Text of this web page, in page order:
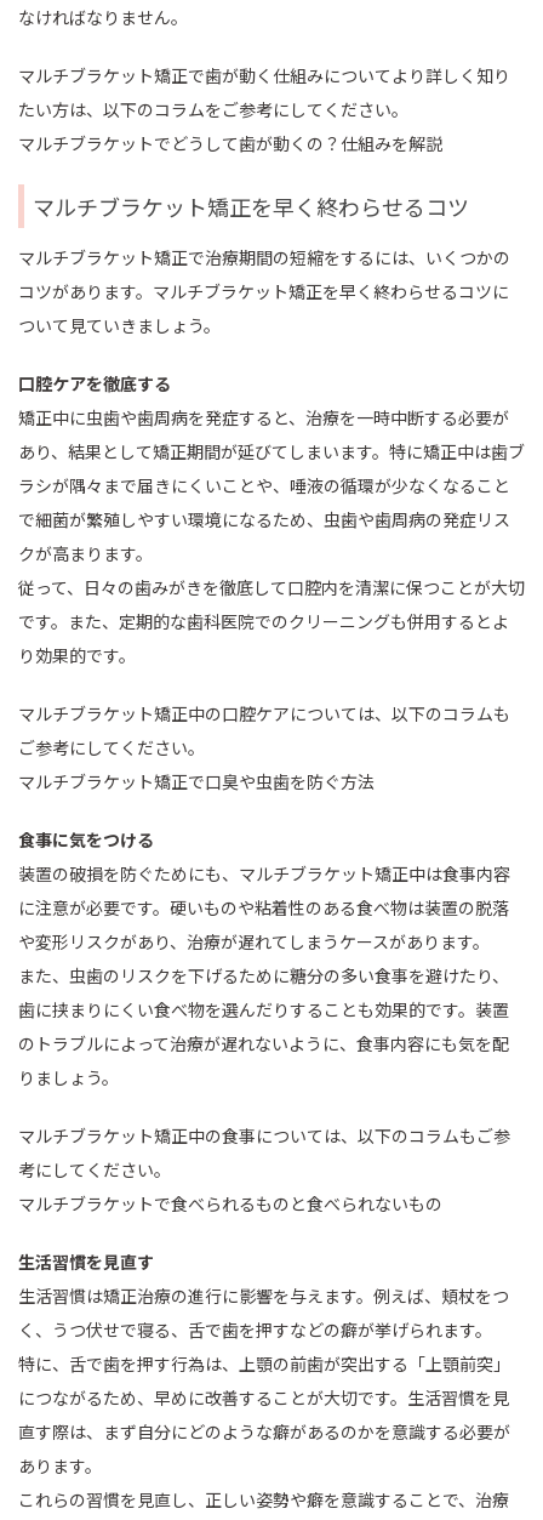
なければなりません。
マルチブラケット矯正で歯が動く仕組みについてより詳しく知り
たい方は、以下のコラムをご参考にしてください。
マルチブラケットでどうして歯が動くの？仕組みを解説
マルチブラケット矯正を早く終わらせるコツ
マルチブラケット矯正で治療期間の短縮をするには、いくつかの
コツがあります。マルチブラケット矯正を早く終わらせるコツに
ついて見ていきましょう。
口腔ケアを徹底する
矯正中に虫歯や歯周病を発症すると、治療を一時中断する必要が
あり、結果として矯正期間が延びてしまいます。特に矯正中は歯ブ
ラシが隅々まで届きにくいことや、唾液の循環が少なくなること
で細菌が繁殖しやすい環境になるため、虫歯や歯周病の発症リス
クが高まります。
従って、日々の歯みがきを徹底して口腔内を清潔に保つことが大切
です。また、定期的な歯科医院でのクリーニングも併用するとよ
り効果的です。
マルチブラケット矯正中の口腔ケアについては、以下のコラムも
ご参考にしてください。
マルチブラケット矯正で口臭や虫歯を防ぐ方法
食事に気をつける
装置の破損を防ぐためにも、マルチブラケット矯正中は食事内容
に注意が必要です。硬いものや粘着性のある食べ物は装置の脱落
や変形リスクがあり、治療が遅れてしまうケースがあります。
また、虫歯のリスクを下げるために糖分の多い食事を避けたり、
歯に挟まりにくい食べ物を選んだりすることも効果的です。装置
のトラブルによって治療が遅れないように、食事内容にも気を配
りましょう。
マルチブラケット矯正中の食事については、以下のコラムもご参
考にしてください。
マルチブラケットで食べられるものと食べられないもの
生活習慣を見直す
生活習慣は矯正治療の進行に影響を与えます。例えば、頬杖をつ
く、うつ伏せで寝る、舌で歯を押すなどの癖が挙げられます。
特に、舌で歯を押す行為は、上顎の前歯が突出する「上顎前突」
につながるため、早めに改善することが大切です。生活習慣を見
直す際は、まず自分にどのような癖があるのかを意識する必要が
あります。
これらの習慣を見直し、正しい姿勢や癖を意識することで、治療